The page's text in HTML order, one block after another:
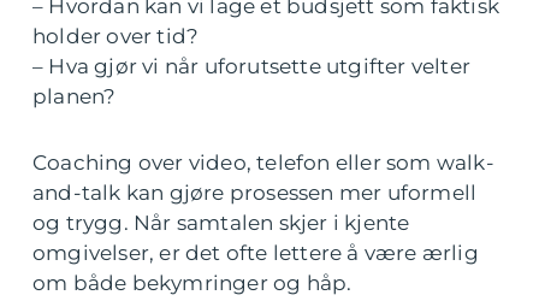
– Hvordan kan vi lage et budsjett som faktisk
holder over tid?
– Hva gjør vi når uforutsette utgifter velter
planen?
Coaching over video, telefon eller som walk-
and-talk kan gjøre prosessen mer uformell
og trygg. Når samtalen skjer i kjente
omgivelser, er det ofte lettere å være ærlig
om både bekymringer og håp.